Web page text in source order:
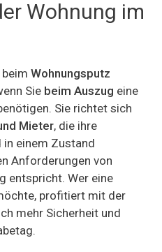
Wohnung im
Wohnungsputz
Sie beim Auszug eine
Sie richtet sich
Mieter, die ihre
einem Zustand
Anforderungen von
entspricht. Wer eine
profitiert mit der
mehr Sicherheit und